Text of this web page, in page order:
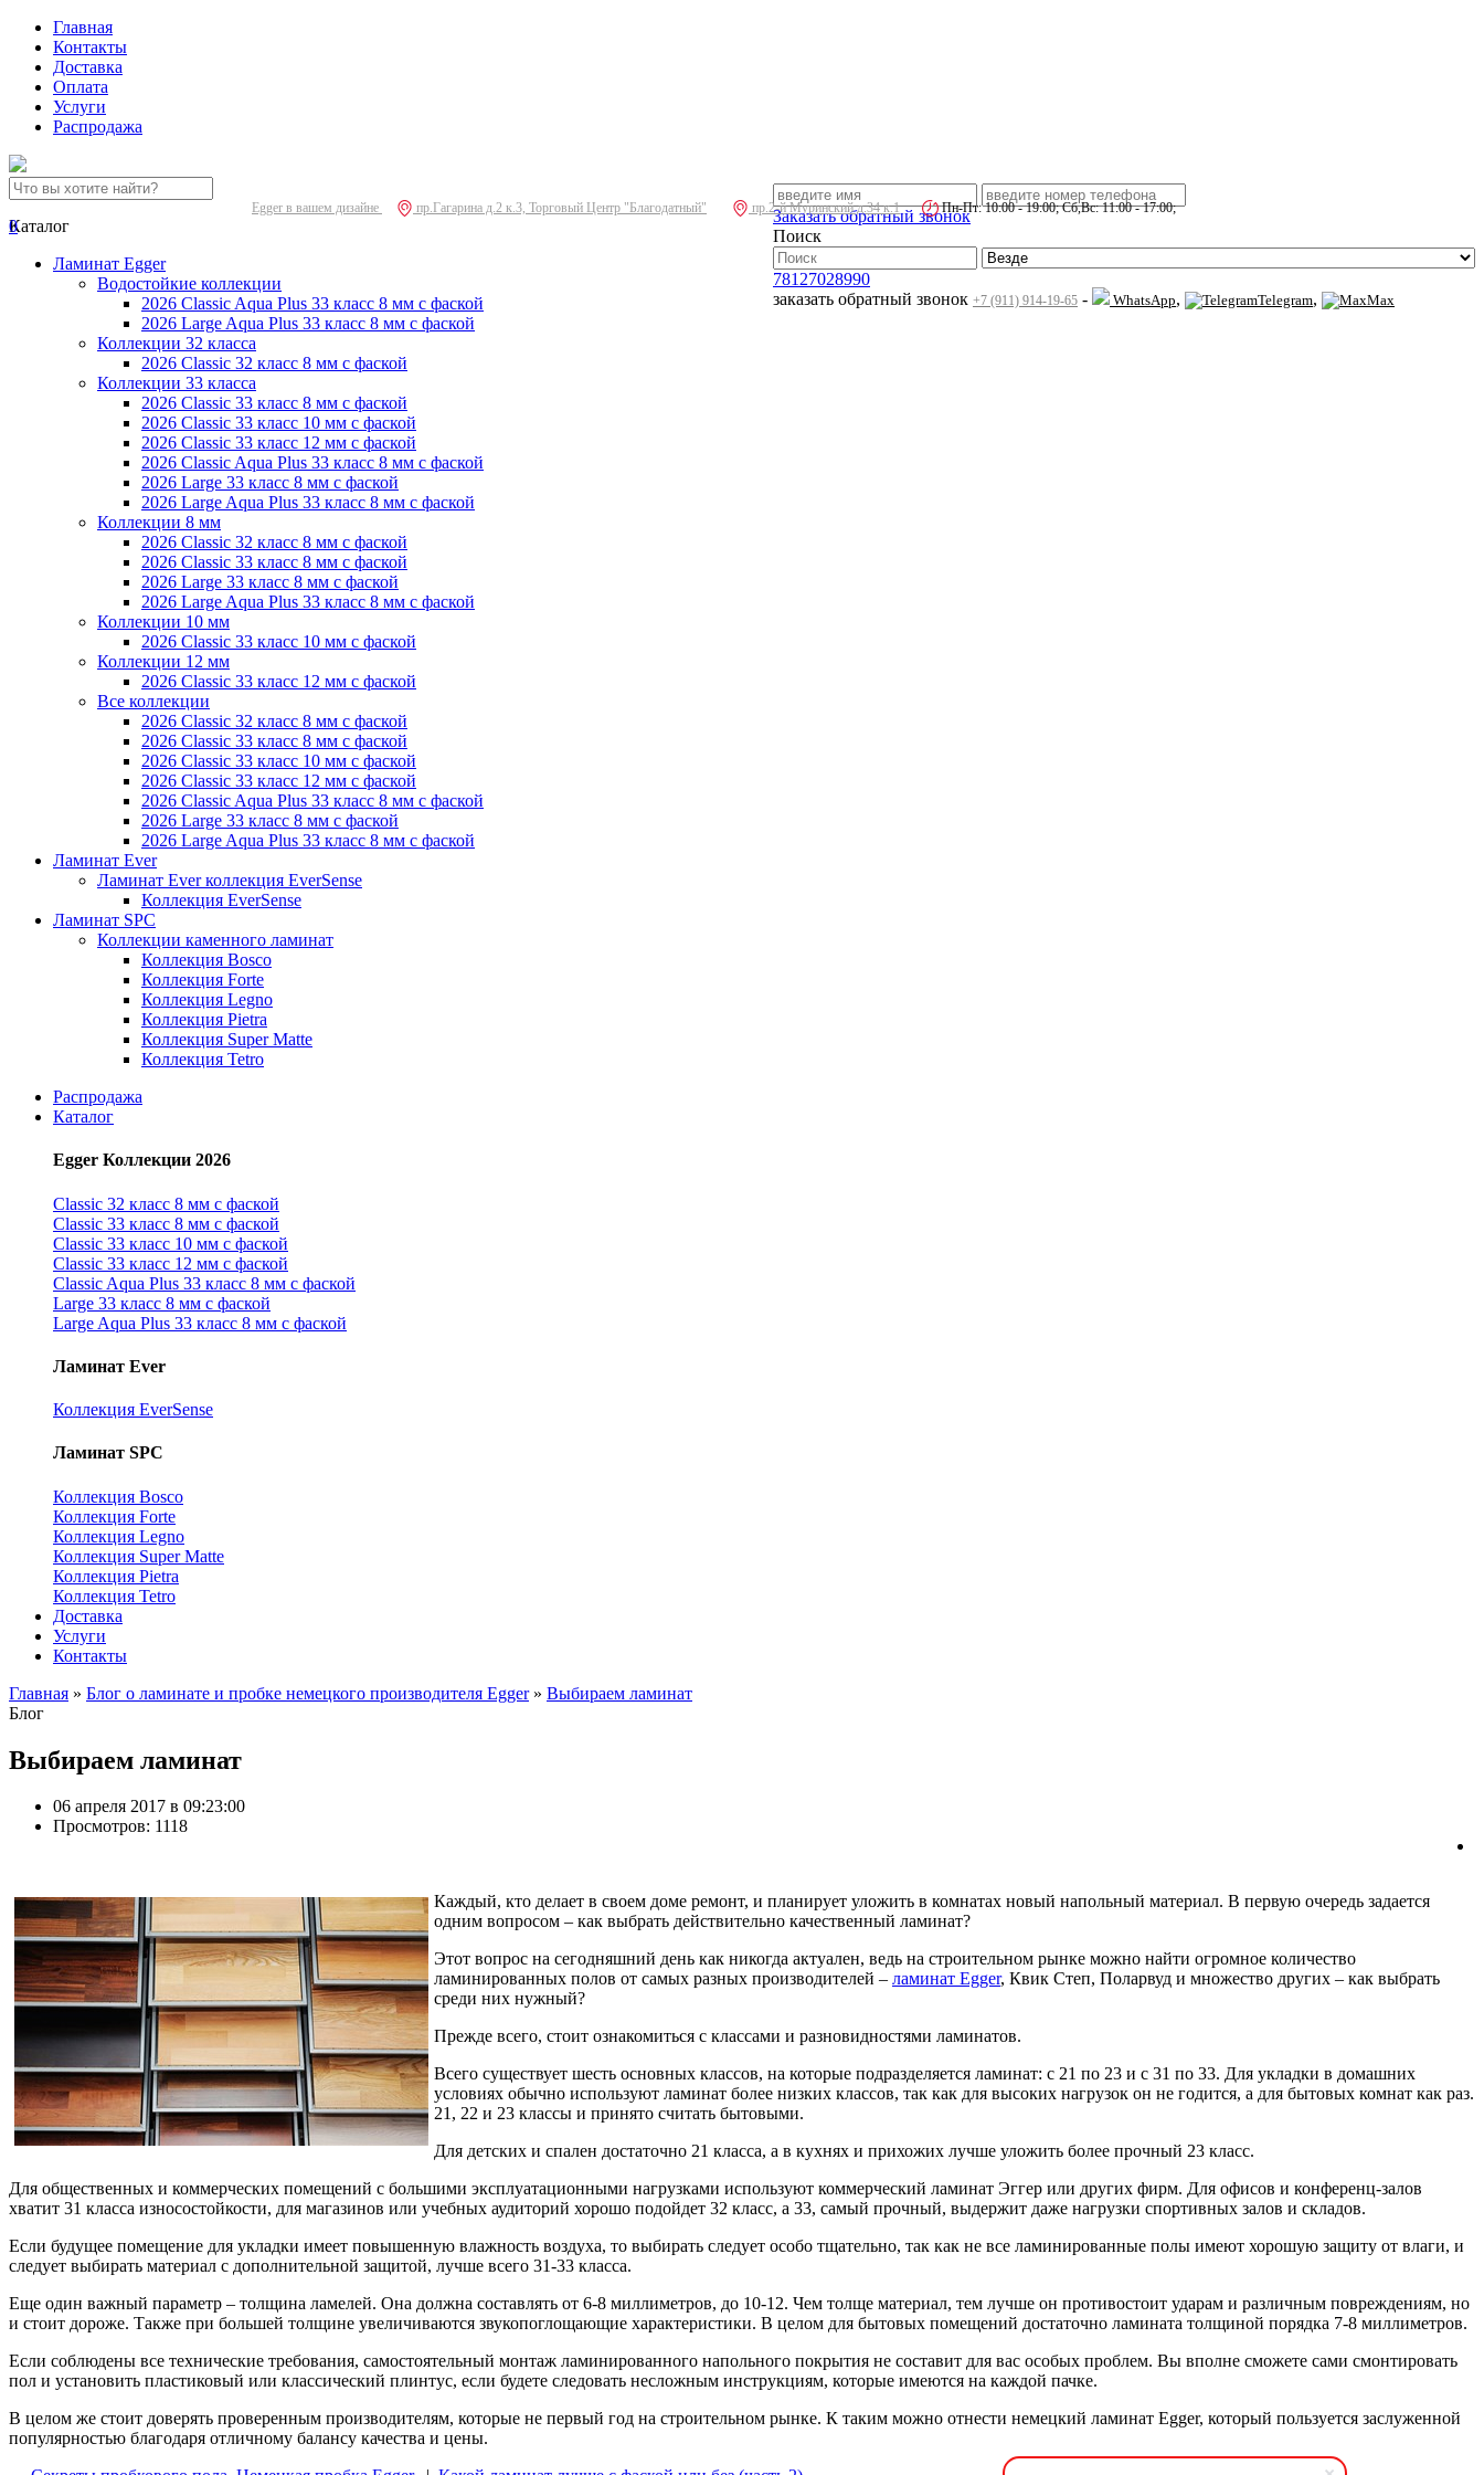
Главная
Контакты
Доставка
Оплата
Услуги
Распродажа
Egger в вашем дизайне пр.Гагарина д.2 к.3, Торговый Центр "Благодатный" пр.2-й Муринский д.34 к.1 Пн-Пт: 10:00 - 19:00; Сб,Вс: 11:00 - 17:00;
Заказать обратный звонок
Поиск
78127028990
заказать обратный звонок +7 (911) 914-19-65 - WhatsApp, Telegram, Max
0
Каталог
Ламинат Egger
Водостойкие коллекции
2026 Classic Aqua Plus 33 класс 8 мм с фаской
2026 Large Aqua Plus 33 класс 8 мм с фаской
Коллекции 32 класса
2026 Classic 32 класс 8 мм с фаской
Коллекции 33 класса
2026 Classic 33 класс 8 мм с фаской
2026 Classic 33 класс 10 мм с фаской
2026 Classic 33 класс 12 мм с фаской
2026 Classic Aqua Plus 33 класс 8 мм с фаской
2026 Large 33 класс 8 мм с фаской
2026 Large Aqua Plus 33 класс 8 мм с фаской
Коллекции 8 мм
2026 Classic 32 класс 8 мм с фаской
2026 Classic 33 класс 8 мм с фаской
2026 Large 33 класс 8 мм с фаской
2026 Large Aqua Plus 33 класс 8 мм с фаской
Коллекции 10 мм
2026 Classic 33 класс 10 мм с фаской
Коллекции 12 мм
2026 Classic 33 класс 12 мм с фаской
Все коллекции
2026 Classic 32 класс 8 мм с фаской
2026 Classic 33 класс 8 мм с фаской
2026 Classic 33 класс 10 мм с фаской
2026 Classic 33 класс 12 мм с фаской
2026 Classic Aqua Plus 33 класс 8 мм с фаской
2026 Large 33 класс 8 мм с фаской
2026 Large Aqua Plus 33 класс 8 мм с фаской
Ламинат Ever
Ламинат Ever коллекция EverSense
Коллекция EverSense
Ламинат SPC
Коллекции каменного ламинат
Коллекция Bosco
Коллекция Forte
Коллекция Legno
Коллекция Pietra
Коллекция Super Matte
Коллекция Tetro
Распродажа
Каталог
Egger Коллекции 2026
Classic 32 класс 8 мм с фаской
Classic 33 класс 8 мм с фаской
Classic 33 класс 10 мм с фаской
Classic 33 класс 12 мм с фаской
Classic Aqua Plus 33 класс 8 мм с фаской
Large 33 класс 8 мм с фаской
Large Aqua Plus 33 класс 8 мм с фаской
Ламинат Ever
Коллекция EverSense
Ламинат SPC
Коллекция Bosco
Коллекция Forte
Коллекция Legno
Коллекция Super Matte
Коллекция Pietra
Коллекция Tetro
Доставка
Услуги
Контакты
Главная » Блог о ламинате и пробке немецкого производителя Egger» Выбираем ламинат
Блог
Выбираем ламинат
06 апреля 2017 в 09:23:00
Просмотров: 1118
Каждый, кто делает в своем доме ремонт, и планирует уложить в комнатах новый напольный материал. В первую очередь задается
одним вопросом – как выбрать действительно качественный ламинат?
Этот вопрос на сегодняшний день как никогда актуален, ведь на строительном рынке можно найти огромное количество
ламинированных полов от самых разных производителей – ламинат Egger, Квик Степ, Поларвуд и множество других – как выбрать
среди них нужный?
Прежде всего, стоит ознакомиться с классами и разновидностями ламинатов.
Всего существует шесть основных классов, на которые подразделяется ламинат: с 21 по 23 и с 31 по 33. Для укладки в домашних
условиях обычно используют ламинат более низких классов, так как для высоких нагрузок он не годится, а для бытовых комнат как раз.
21, 22 и 23 классы и принято считать бытовыми.
Для детских и спален достаточно 21 класса, а в кухнях и прихожих лучше уложить более прочный 23 класс.
Для общественных и коммерческих помещений с большими эксплуатационными нагрузками используют коммерческий ламинат Эггер или других фирм. Для офисов и конференц-залов
хватит 31 класса износостойкости, для магазинов или учебных аудиторий хорошо подойдет 32 класс, а 33, самый прочный, выдержит даже нагрузки спортивных залов и складов.
Если будущее помещение для укладки имеет повышенную влажность воздуха, то выбирать следует особо тщательно, так как не все ламинированные полы имеют хорошую защиту от влаги, и
следует выбирать материал с дополнительной защитой, лучше всего 31-33 класса.
Еще один важный параметр – толщина ламелей. Она должна составлять от 6-8 миллиметров, до 10-12. Чем толще материал, тем лучше он противостоит ударам и различным повреждениям, но
и стоит дороже. Также при большей толщине увеличиваются звукопоглощающие характеристики. В целом для бытовых помещений достаточно ламината толщиной порядка 7-8 миллиметров.
Если соблюдены все технические требования, самостоятельный монтаж ламинированного напольного покрытия не составит для вас особых проблем. Вы вполне сможете сами смонтировать
пол и установить пластиковый или классический плинтус, если будете следовать несложным инструкциям, которые имеются на каждой пачке.
В целом же стоит доверять проверенным производителям, которые не первый год на строительном рынке. К таким можно отнести немецкий ламинат Egger, который пользуется заслуженной
популярностью благодаря отличному балансу качества и цены.